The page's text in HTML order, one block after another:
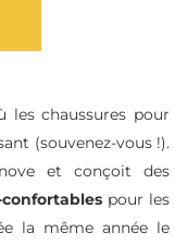
les chaussures pour
(souvenez-vous !).
et conçoit des
pour les
la même année le